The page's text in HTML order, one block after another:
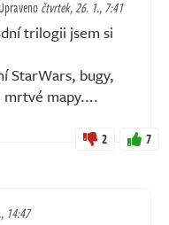
Upravenočtvrtek, 26. 1., 7:41
trilogii jsem si
StarWars, bugy,
mapy....
2 7
14:47